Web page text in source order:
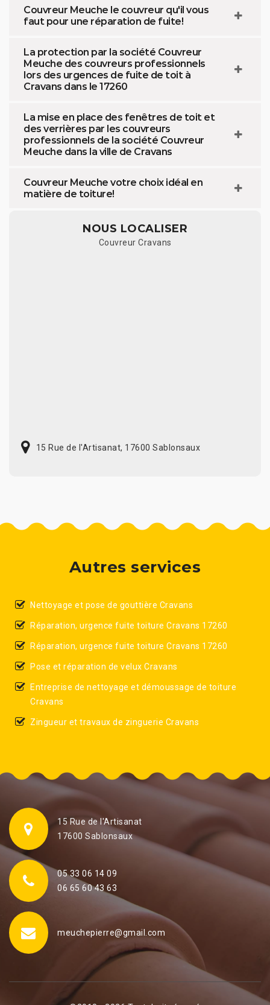
Couvreur Meuche le couvreur qu'il vous
faut pour une réparation de fuite!
La protection par la société Couvreur
Meuche des couvreurs professionnels
lors des urgences de fuite de toit à
Cravans dans le 17260
La mise en place des fenêtres de toit et
des verrières par les couvreurs
professionnels de la société Couvreur
Meuche dans la ville de Cravans
Couvreur Meuche votre choix idéal en
matière de toiture!
NOUS LOCALISER
Couvreur Cravans
15 Rue de l'Artisanat, 17600 Sablonsaux
Autres services
Nettoyage et pose de gouttière Cravans
Réparation, urgence fuite toiture Cravans 17260
Réparation, urgence fuite toiture Cravans 17260
Pose et réparation de velux Cravans
Entreprise de nettoyage et démoussage de toiture
Cravans
Zingueur et travaux de zinguerie Cravans
15 Rue de l'Artisanat
17600 Sablonsaux
05 33 06 14 09
06 65 60 43 63
meuchepierre@gmail.com